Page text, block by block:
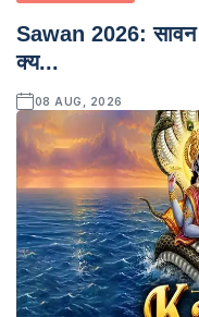
Sawan 2026: सावन
क्य...
08 AUG, 2026